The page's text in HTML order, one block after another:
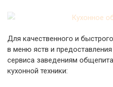
Для качественного и
в меню яств и
сервиса заведениям
кухонной техники: